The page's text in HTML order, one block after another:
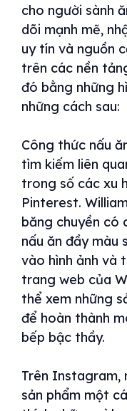
cho người sành
dõi mạnh mẽ,
uy tín và nguồn
trên các nền
đó bằng những
những cách sau:
Công thức nấu
tìm kiếm liên
trong số các xu
Pinterest.
băng chuyền có
nấu ăn đầy màu
vào hình ảnh và
trang web của
thể xem những
để hoàn thành
bếp bậc thầy.
Trên Instagram,
sản phẩm một